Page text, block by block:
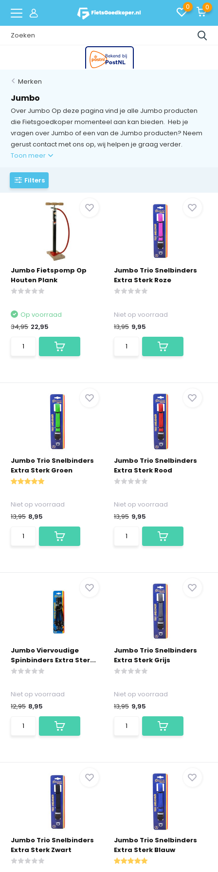
0 0
Merken
Jumbo
Over Jumbo Op deze pagina vind je alle Jumbo producten
die Fietsgoedkoper momenteel aan kan bieden. Heb je
vragen over Jumbo of een van de Jumbo producten? Neem
gerust contact met ons op, wij helpen je graag verder.
Toon meer
Filters
Jumbo Fietspomp Op
Houten Plank
Op voorraad
34,95 22,95
Jumbo Trio Snelbinders
Extra Sterk Roze
Niet op voorraad
13,95 9,95
Jumbo Trio Snelbinders
Extra Sterk Groen
Niet op voorraad
13,95 8,95
Jumbo Trio Snelbinders
Extra Sterk Rood
Niet op voorraad
13,95 9,95
Jumbo Viervoudige
Spinbinders Extra Ster...
Niet op voorraad
12,95 8,95
Jumbo Trio Snelbinders
Extra Sterk Grijs
Niet op voorraad
13,95 9,95
Jumbo Trio Snelbinders
Extra Sterk Zwart
Jumbo Trio Snelbinders
Extra Sterk Blauw